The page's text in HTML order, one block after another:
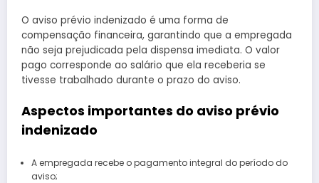
O aviso prévio indenizado é uma forma de
compensação financeira, garantindo que a empregada
não seja prejudicada pela dispensa imediata. O valor
pago corresponde ao salário que ela receberia se
tivesse trabalhado durante o prazo do aviso.
Aspectos importantes do aviso prévio
indenizado
A empregada recebe o pagamento integral do período do
aviso;